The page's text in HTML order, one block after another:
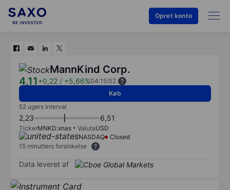
Opret konto
MannKind Corp.
4,11+0,22 / +5,66%04:15:02
Køb
52 ugers interval
2,23 6,51
TickerMNKD:xnas ValutaUSD
NASDAQ
Closed
15 minutters forsinkelse
Data leveret af